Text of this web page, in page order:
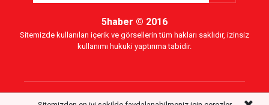
5haber © 2016
Sitemizde kullanılan içerik ve görsellerin tüm hakları saklıdır, izinsiz
kullanımı hukuki yaptırıma tabidir.